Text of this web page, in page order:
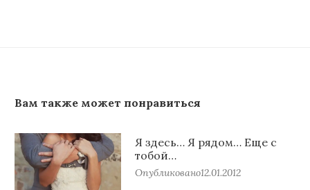
Вам также может понравиться
Я здесь… Я рядом… Еще с
тобой…
Опубликовано12.01.2012